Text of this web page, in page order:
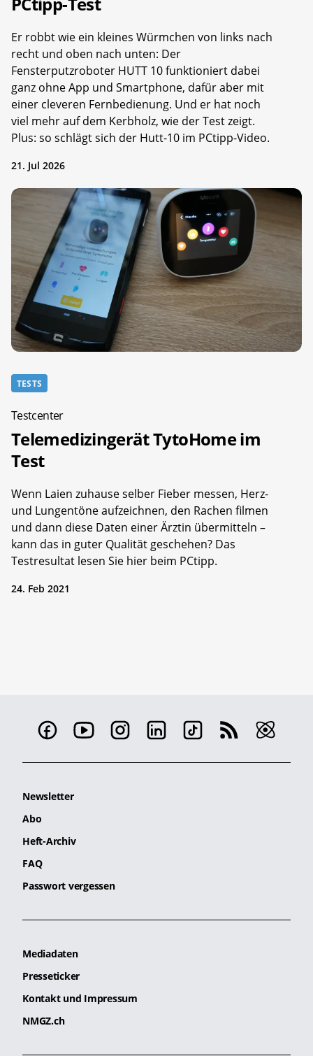
Er robbt wie ein kleines Würmchen von links nach
recht und oben nach unten: Der
Fensterputzroboter HUTT 10 funktioniert dabei
ganz ohne App und Smartphone, dafür aber mit
einer cleveren Fernbedienung. Und er hat noch
viel mehr auf dem Kerbholz, wie der Test zeigt.
Plus: so schlägt sich der Hutt-10 im PCtipp-Video.
21. Jul 2026
TESTS
Testcenter
Telemedizingerät TytoHome im
Test
Wenn Laien zuhause selber Fieber messen, Herz-
und Lungentöne aufzeichnen, den Rachen filmen
und dann diese Daten einer Ärztin übermitteln –
kann das in guter Qualität geschehen? Das
Testresultat lesen Sie hier beim PCtipp.
24. Feb 2021
Newsletter
Abo
Heft-Archiv
FAQ
Passwort vergessen
Mediadaten
Presseticker
Kontakt und Impressum
NMGZ.ch